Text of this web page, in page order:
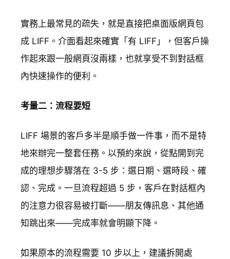
實務上最常見的疏失，就是直接把桌面版網頁包
成 LIFF。介面看起來確實「有 LIFF」，但客戶操
作起來跟一般網頁沒兩樣，也就享受不到對話框
內快速操作的便利。
考量二：流程要短
LIFF 場景的客戶多半是順手做一件事，而不是特
地來辦完一整套任務。以預約來說，從點開到完
成的理想步驟落在 3-5 步：選日期、選時段、確
認、完成。一旦流程超過 5 步，客戶在對話框內
的注意力很容易被打斷——朋友傳訊息、其他通
知跳出來——完成率就會明顯下降。
如果原本的流程需要 10 步以上，建議拆開處